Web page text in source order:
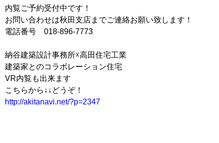
内覧ご予約受付中です！
お問い合わせは秋田支店までご連絡お願い致します！
電話番号 018-896-7773
納谷建築設計事務所☓高田住宅工業
建築家とのコラボレーション住宅
VR内覧も出来ます
こちらから↓↓どうぞ！
http://akitanavi.net/?p=2347